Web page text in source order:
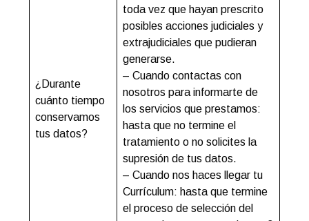
¿Durante
cuánto tiempo
conservamos
tus datos?
toda vez que hayan prescrito
posibles acciones judiciales y
extrajudiciales que pudieran
generarse.
– Cuando contactas con
nosotros para informarte de
los servicios que prestamos:
hasta que no termine el
tratamiento o no solicites la
supresión de tus datos.
– Cuando nos haces llegar tu
Currículum: hasta que termine
el proceso de selección del